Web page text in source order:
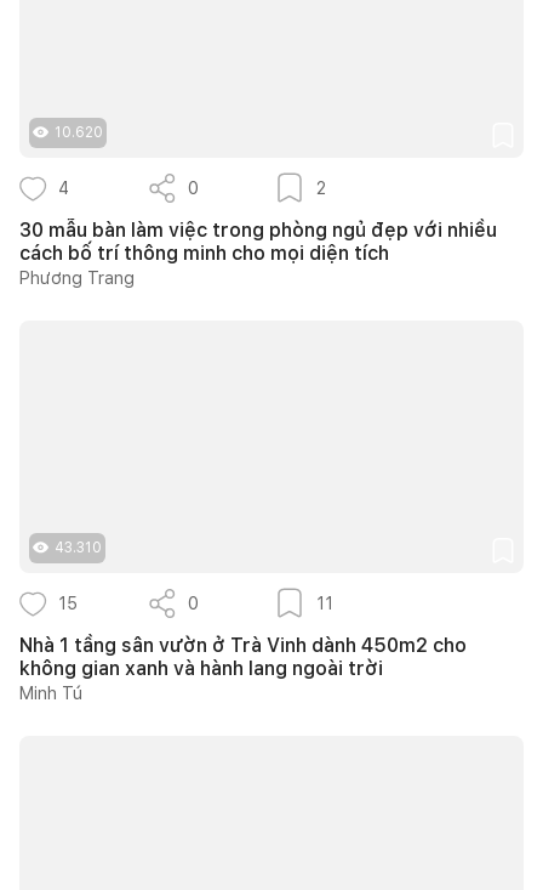
10.620
4 0 2
30 mẫu bàn làm việc trong phòng ngủ đẹp với nhiều
cách bố trí thông minh cho mọi diện tích
Phương Trang
43.310
15 0 11
Nhà 1 tầng sân vườn ở Trà Vinh dành 450m2 cho
không gian xanh và hành lang ngoài trời
Minh Tú